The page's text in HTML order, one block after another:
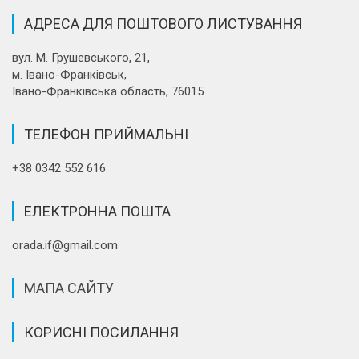
АДРЕСА ДЛЯ ПОШТОВОГО ЛИСТУВАННЯ
вул. М. Грушевського, 21,
м. Івано-Франківськ,
Івано-Франківська область, 76015
ТЕЛЕФОН ПРИЙМАЛЬНІ
+38 0342 552 616
ЕЛЕКТРОННА ПОШТА
orada.if@gmail.com
МАПА САЙТУ
КОРИСНІ ПОСИЛАННЯ